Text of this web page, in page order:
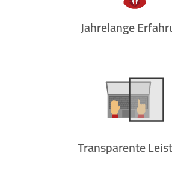
Jahrelange
Transparente